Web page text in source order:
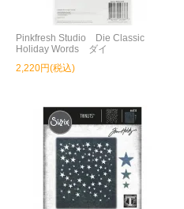
Pinkfresh Studio Die Classic
Holiday Words ダイ
2,220円(税込)